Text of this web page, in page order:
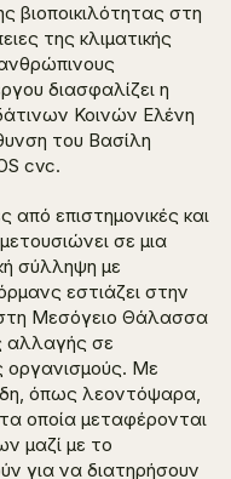
βιοποικιλότητας στη
της κλιματικής
διασφαλίζει η
Κοινών Ελένη
του Βασίλη
cvc.
επιστημονικές και
σε μια
σύλληψη με
εστιάζει στην
Μεσόγειο Θάλασσα
αλλαγής σε
οργανισμούς. Με
όπως λεοντόψαρα,
οποία μεταφέρονται
μαζί με το
για να διατηρήσουν